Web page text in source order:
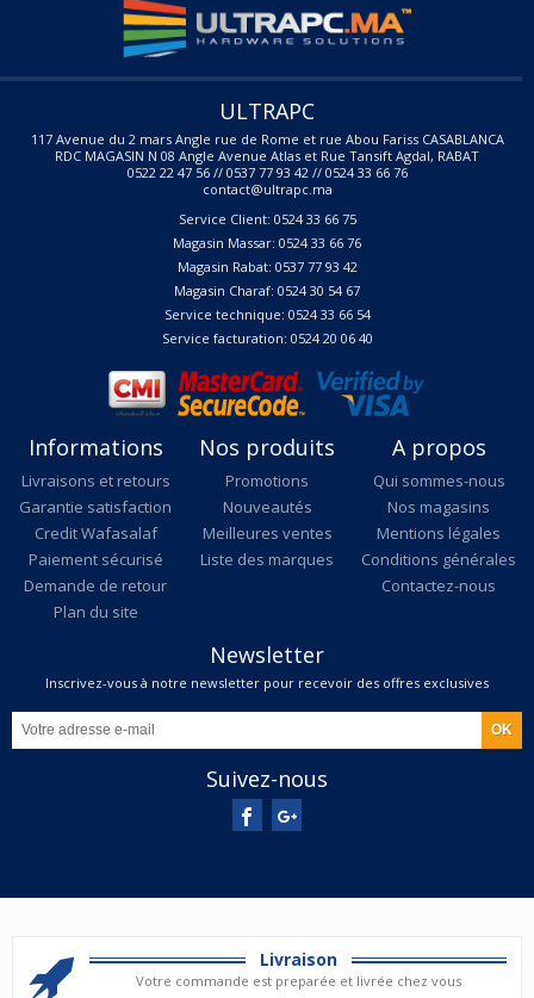
ULTRAPC
117 Avenue du 2 mars Angle rue de Rome et rue Abou Fariss CASABLANCA
RDC MAGASIN N 08 Angle Avenue Atlas et Rue Tansift Agdal, RABAT
0522 22 47 56 // 0537 77 93 42 // 0524 33 66 76
contact@ultrapc.ma
Service Client: 0524 33 66 75
Magasin Massar: 0524 33 66 76
Magasin Rabat: 0537 77 93 42
Magasin Charaf: 0524 30 54 67
Service technique: 0524 33 66 54
Service facturation: 0524 20 06 40
Informations
Livraisons et retours
Garantie satisfaction
Credit Wafasalaf
Paiement sécurisé
Demande de retour
Plan du site
Nos produits
Promotions
Nouveautés
Meilleures ventes
Liste des marques
A propos
Qui sommes-nous
Nos magasins
Mentions légales
Conditions générales
Contactez-nous
Newsletter
Inscrivez-vous à notre newsletter pour recevoir des offres exclusives
Suivez-nous
Livraison
Votre commande est preparée et livrée chez vous